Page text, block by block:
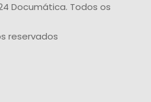
Documática. Todos os
reservados